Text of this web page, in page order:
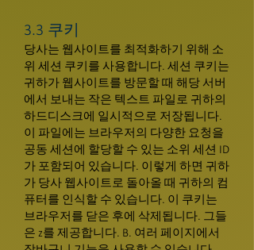
3.3 쿠키
당사는 웹사이트를 최적화하기 위해 소
위 세션 쿠키를 사용합니다. 세션 쿠키는
귀하가 웹사이트를 방문할 때 해당 서버
에서 보내는 작은 텍스트 파일로 귀하의
하드디스크에 일시적으로 저장됩니다.
이 파일에는 브라우저의 다양한 요청을
공동 세션에 할당할 수 있는 소위 세션 ID
가 포함되어 있습니다. 이렇게 하면 귀하
가 당사 웹사이트로 돌아올 때 귀하의 컴
퓨터를 인식할 수 있습니다. 이 쿠키는
브라우저를 닫은 후에 삭제됩니다. 그들
은 z를 제공합니다. B. 여러 페이지에서